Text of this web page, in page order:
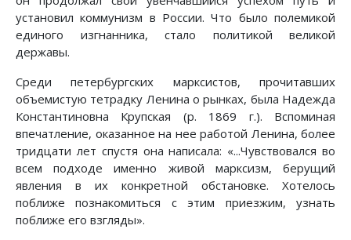
установил коммунизм в России. Что было полемикой
единого изгнанника, стало политикой великой
державы.
Среди петербургских марксистов, прочитавших
объемистую тетрадку Ленина о рынках, была Надежда
Константиновна Крупская (р. 1869 г.). Вспоминая
впечатление, оказанное на нее работой Ленина, более
тридцати лет спустя она написала: «...Чувствовался во
всем подходе именно живой марксизм, берущий
явления в их конкретной обстановке. Хотелось
поближе познакомиться с этим приезжим, узнать
поближе его взгляды».